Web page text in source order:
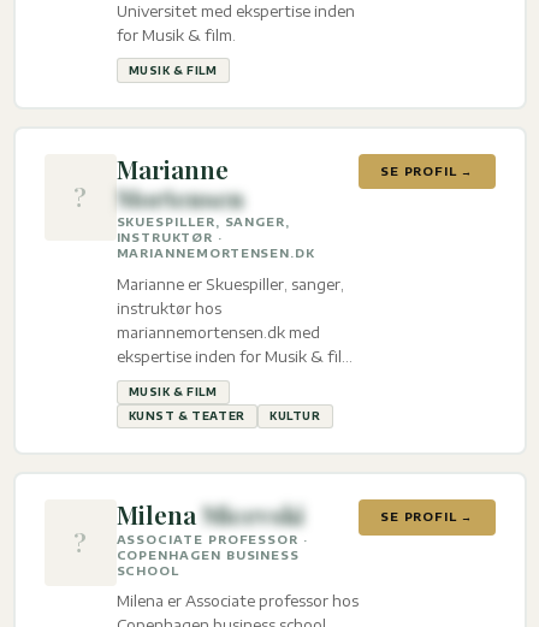
Universitet med ekspertise inden
for Musik & film.
MUSIK & FILM
?
Marianne
Mortensen
SKUESPILLER, SANGER,
INSTRUKTØR ·
MARIANNEMORTENSEN.DK
Marianne er Skuespiller, sanger,
instruktør hos
mariannemortensen.dk med
ekspertise inden for Musik & film,
Kunst & teater og Kultur.
MUSIK & FILM
KUNST & TEATER
KULTUR
SE PROFIL →
?
Milena Micevski
ASSOCIATE PROFESSOR ·
COPENHAGEN BUSINESS
SCHOOL
Milena er Associate professor hos
SE PROFIL →